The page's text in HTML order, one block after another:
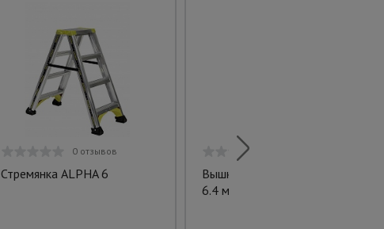
0 отзывов
Стремянка ALPHA 6
Вышка-тура ВСПT 1.2х2.0,
6.4 м